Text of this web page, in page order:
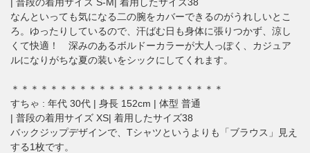
なんといっても気になる二の腕をカバーできるのがうれしいとこ
ろ。ゆったりしているので、汗ばむ日も身体に張りつかず、涼し
くて快適！ 深みのあるボルドーカラーが大人っぽく、カジュア
ルになりがちな夏の装いをシックにしてくれます。
＊＊＊＊＊＊＊＊＊＊＊＊＊＊＊＊＊＊＊＊＊＊
すちゃ : 年代 30代 | 身長 152cm | 体型 普通
| 普段の着用サイズ XS| 着用したサイズ38
バックジップデザインで、Tシャツというよりも「ブラウス」見え
する1枚です。